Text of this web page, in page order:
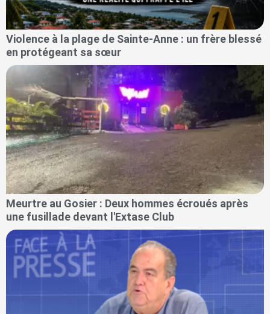
Violence à la plage de Sainte-Anne : un frère blessé
en protégeant sa sœur
Meurtre au Gosier : Deux hommes écroués après
une fusillade devant l'Extase Club